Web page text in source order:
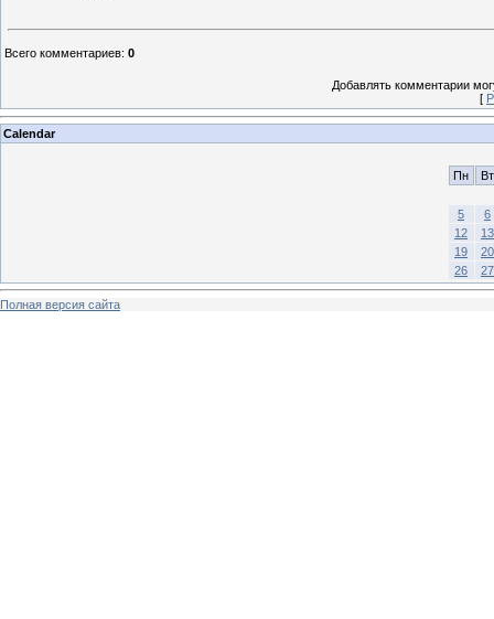
Всего комментариев: 0
Добавлять комментарии
[
Calendar
Пн Вт
5
6
12
13
19
20
26
27
Полная версия сайта